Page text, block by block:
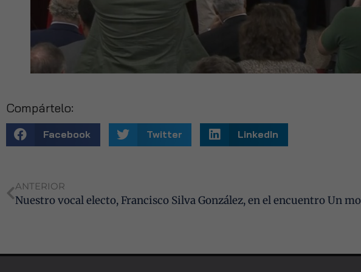
Compártelo:
Facebook Twitter LinkedIn
ANTERIOR